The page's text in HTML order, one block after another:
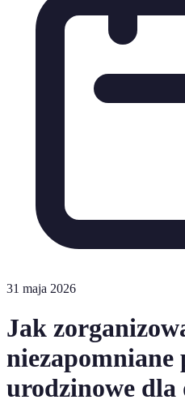
31 maja 2026
Jak
niezapomniane
urodzinowe dla